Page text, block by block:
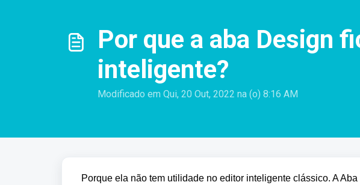
Por que a aba Design
inteligente?
Modificado em Qui, 20 Out, 2022 na (o) 8:16 AM
Porque ela não tem utilidade no editor inteligente clássico. A